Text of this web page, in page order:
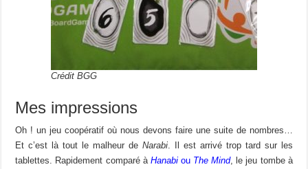
Crédit BGG
Mes impressions
Oh ! un jeu coopératif où nous devons faire une suite de nombres…
Et c’est là tout le malheur de Narabi . Il est arrivé trop tard sur les
tablettes. Rapidement comparé à Hanabi ou The Mind, le jeu tombe à